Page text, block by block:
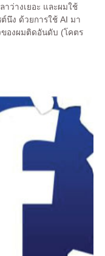
ว่างเยอะ และผมใช้
นึง ด้วยการใช้ AI มา
องผมติดอันดับ (โคตร